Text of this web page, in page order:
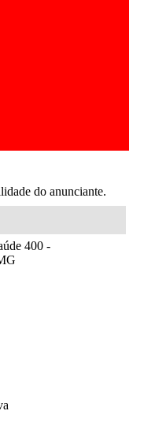
do anunciante.
400 -